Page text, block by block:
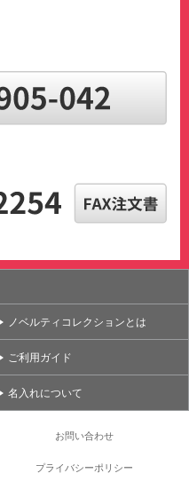
ノベルティコレクションとは
ご利用ガイド
名入れについて
お問い合わせ
プライバシーポリシー